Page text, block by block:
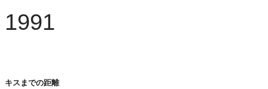
1991
キスまでの距離